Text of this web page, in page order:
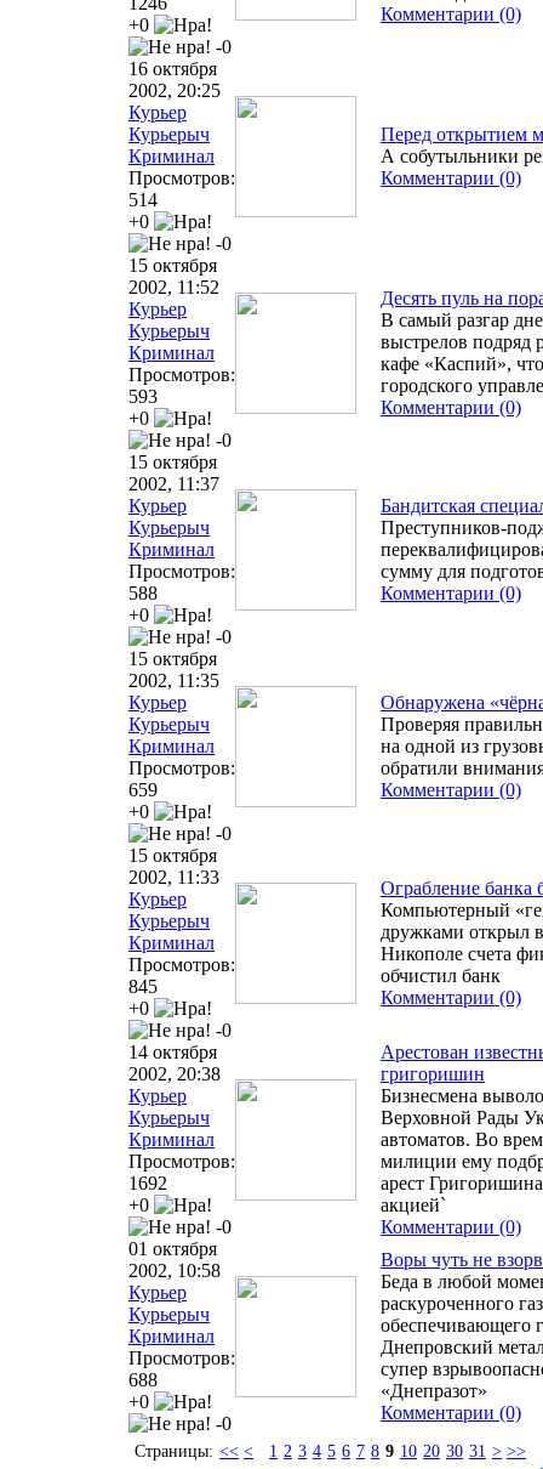
+0
-0
Комментарии (0)
16 октября
2002, 20:25
Курьер
Курьерыч
Криминал
Просмотров:
514
+0
-0
Перед открытием
А собутыльники
Комментарии (0)
15 октября
2002, 11:52
Курьер
Курьерыч
Криминал
Просмотров:
593
+0
-0
Десять пуль на
В самый разгар
выстрелов подряд
кафе «Каспий»,
городского
Комментарии (0)
15 октября
2002, 11:37
Курьер
Курьерыч
Криминал
Просмотров:
588
+0
-0
Бандитская
Преступников-
сумму для
Комментарии (0)
15 октября
2002, 11:35
Курьер
Курьерыч
Криминал
Просмотров:
659
+0
-0
Обнаружена
Проверяя
на одной из
обратили
Комментарии (0)
15 октября
2002, 11:33
Курьер
Курьерыч
Криминал
Просмотров:
845
+0
-0
Ограбление банка
Компьютерный
дружками открыл
Никополе счета
обчистил банк
Комментарии (0)
14 октября
2002, 20:38
Курьер
Курьерыч
Криминал
Просмотров:
1692
+0
-0
Арестован
григоришин
Бизнесмена
Верховной Рады
автоматов. Во
милиции ему
арест
акцией`
Комментарии (0)
01 октября
2002, 10:58
Курьер
Курьерыч
Криминал
Просмотров:
688
+0
-0
Воры чуть не
Беда в любой
раскуроченного
обеспечивающего
Днепровский
супер
«Днепразот»
Комментарии (0)
Страницы: << < 1 2 3 4 5 6 7 8 9 10 20 30 31 > >>